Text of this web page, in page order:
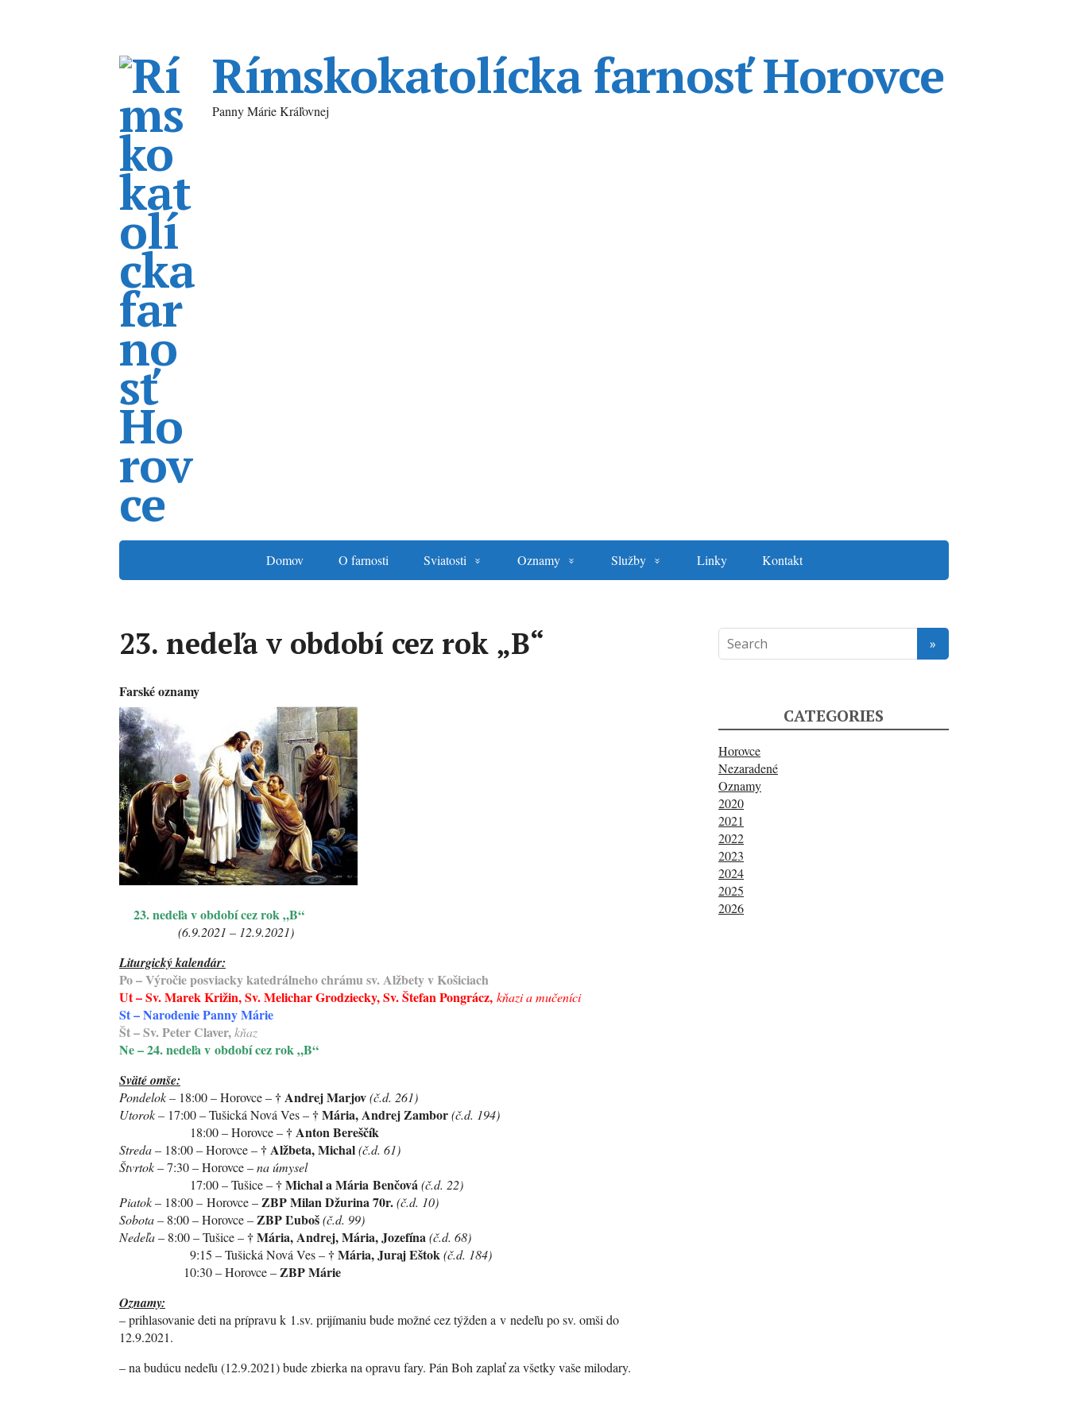
Rímskokatolícka farnosť Horovce
Panny Márie Kráľovnej
Domov O farnosti Sviatosti Oznamy Služby Linky Kontakt
23. nedeľa v období cez rok „B“
Farské oznamy
23. nedeľa v období cez rok „B“
(6.9.2021 – 12.9.2021)
Liturgický kalendár:
Po – Výročie posviacky katedrálneho chrámu sv. Alžbety v Košiciach
Ut –Sv. Marek Križin, Sv. Melichar Grodziecky, Sv. Štefan Pongrácz, kňazi a mučeníci
St –Narodenie Panny Márie
Št – Sv. Peter Claver,kňaz
Ne – 24. nedeľa v období cez rok „B“
Sväté omše:
Pondelok – 18:00 – Horovce –†Andrej Marjov(č.d. 261)
Utorok – 17:00 – Tušická Nová Ves –†Mária, Andrej Zambor(č.d. 194)
18:00 – Horovce –†Anton Bereščík
Streda– 18:00 – Horovce –†Alžbeta, Michal(č.d. 61)
Štvrtok– 7:30 – Horovce –na úmysel
17:00 – Tušice –† Michal a Mária Benčová(č.d. 22)
Piatok– 18:00– Horovce –ZBP Milan Džurina 70r.(č.d. 10)
Sobota – 8:00 – Horovce –ZBP Ľuboš(č.d. 99)
Nedeľa– 8:00 – Tušice –†Mária, Andrej, Mária, Jozefína(č.d. 68)
9:15 – Tušická Nová Ves –†Mária, Juraj Eštok(č.d. 184)
10:30 – Horovce –ZBP Márie
Oznamy:
– prihlasovanie deti na prípravu k 1.sv. prijímaniu bude možné cez týžden a v nedeľu po sv. omši do
12.9.2021.
– na budúcu nedeľu (12.9.2021) bude zbierka na opravu fary. Pán Boh zaplať za všetky vaše milodary.
CATEGORIES
Horovce
Nezaradené
Oznamy
2020
2021
2022
2023
2024
2025
2026